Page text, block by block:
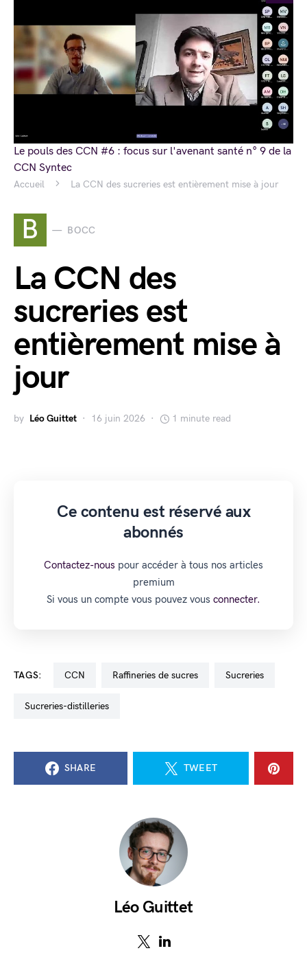
Accueil La CCN des sucreries est entièrement mise à jour
B BOCC
La CCN des
sucreries est
entièrement mise à
jour
by Léo Guittet 16 juin 2026 1 minute read
Ce contenu est réservé aux
abonnés
Contactez-nous pour accéder à tous nos articles
premium
Si vous un compte vous pouvez vous connecter.
TAGS: CCN raffineries de sucres sucreries
sucreries-distilleries
SHARE TWEET
Léo Guittet
Le pouls des CCN #6 : focus sur l'avenant santé n° 9 de la
CCN Syntec